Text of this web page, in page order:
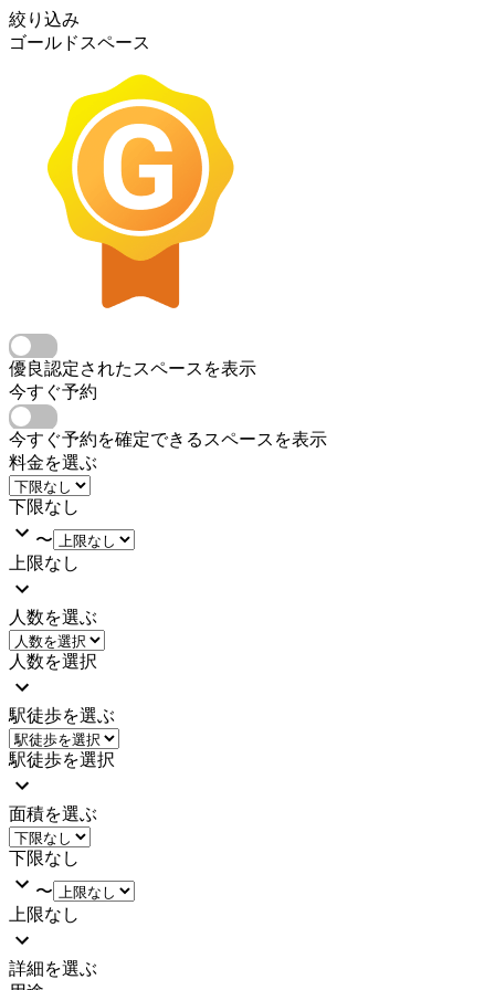
絞り込み
ゴールドスペース
優良認定されたスペースを表示
今すぐ予約
今すぐ予約を確定できるスペースを表示
料金を選ぶ
下限なし
〜
上限なし
人数を選ぶ
人数を選択
駅徒歩を選ぶ
駅徒歩を選択
面積を選ぶ
下限なし
〜
上限なし
詳細を選ぶ